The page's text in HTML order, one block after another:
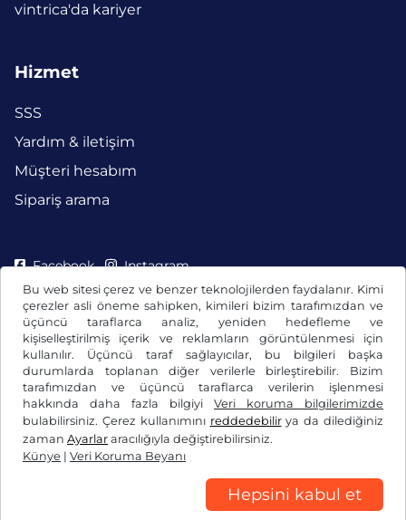
Bu web sitesi çerez ve benzer teknolojilerden faydalanır. Kimi
çerezler asli öneme sahipken, kimileri bizim tarafımızdan ve
üçüncü taraflarca analiz, yeniden hedefleme ve
kişiselleştirilmiş içerik ve reklamların görüntülenmesi için
kullanılır. Üçüncü taraf sağlayıcılar, bu bilgileri başka
durumlarda toplanan diğer verilerle birleştirebilir. Bizim
tarafımızdan ve üçüncü taraflarca verilerin işlenmesi
hakkında daha fazla bilgiyi Veri koruma bilgilerimizde
bulabilirsiniz. Çerez kullanımını reddedebilirya da dilediğiniz
zaman Ayarlar aracılığıyla değiştirebilirsiniz.
Künye | Veri Koruma Beyanı
Hepsini kabul et
vintrica'da kariyer
Hizmet
SSS
Yardım & iletişim
Müşteri hesabım
Sipariş arama
Facebook Instagram
Genel Ticaret Koşulları / Fesih Hakkı